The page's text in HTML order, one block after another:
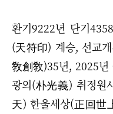
환기9222년 단기
(天符印) 계승, 선교
敎創敎)35년, 2025년
광의(朴光義) 취정원
天) 한울세상(正回世